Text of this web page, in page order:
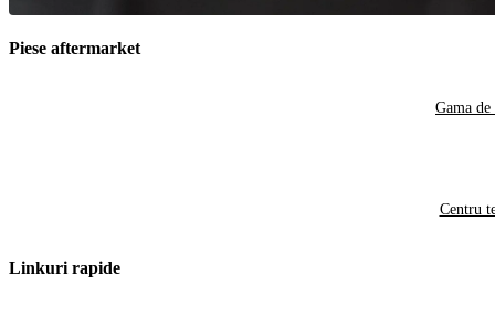
Piese aftermarket
Gama de
Centru
Linkuri rapide